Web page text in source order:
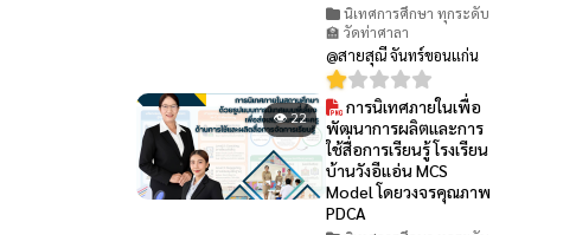
นิเทศการศึกษา ทุกระดับ
🏫 วัดท่าศาลา
@สายสุณี จันทร์ขอนแก่น
👁 22
การนิเทศภายในเพื่อ
พัฒนาการผลิตและการ
ใช้สื่อการเรียนรู้ โรงเรียน
บ้านวังอีแอ่น MCS
Model โดยวงจรคุณภาพ
PDCA